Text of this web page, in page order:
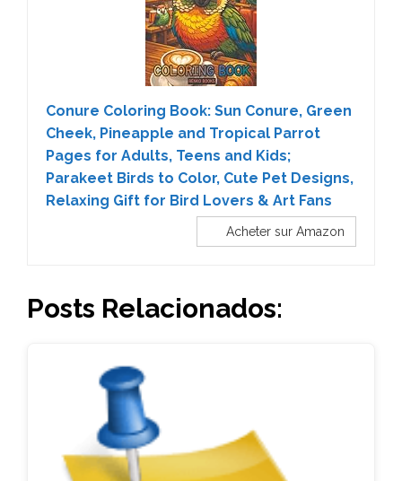
Conure Coloring Book: Sun Conure, Green
Cheek, Pineapple and Tropical Parrot
Pages for Adults, Teens and Kids;
Parakeet Birds to Color, Cute Pet Designs,
Relaxing Gift for Bird Lovers & Art Fans
Acheter sur Amazon
Posts Relacionados: